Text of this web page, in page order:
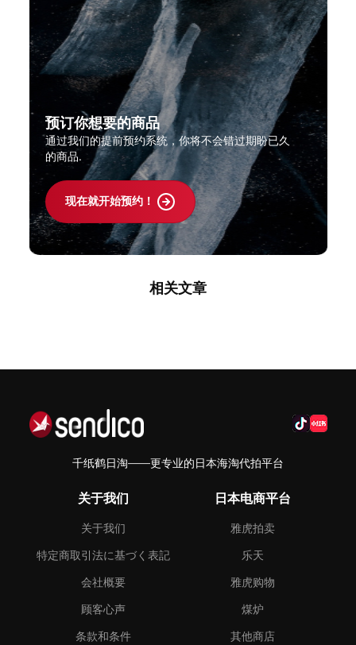
预订你想要的商品
通过我们的提前预约系统，你将不会错过期盼已久
的商品.
现在就开始预约！
相关文章
千纸鹤日淘——更专业的日本海淘代拍平台
关于我们
关于我们
特定商取引法に基づく表記
会社概要
顾客心声
条款和条件
日本电商平台
雅虎拍卖
乐天
雅虎购物
煤炉
其他商店